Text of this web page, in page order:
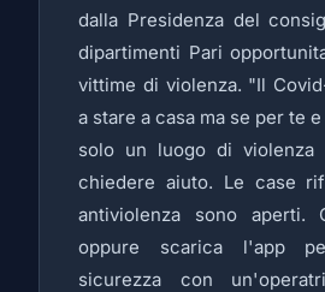
dalla Presidenza del
dipartimenti Pari
vittime di violenza. "Il
a stare a casa ma se per te
solo un luogo di violenza
chiedere aiuto. Le case
antiviolenza sono aperti.
oppure scarica l'app
sicurezza con